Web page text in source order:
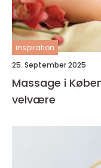
inspiration
25. September 2025
Massage i
velvære